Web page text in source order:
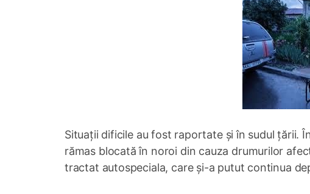
Situații dificile au fost raportate și în sudul țării.
rămas blocată în noroi din cauza drumurilor
tractat autospeciala, care și-a putut continua